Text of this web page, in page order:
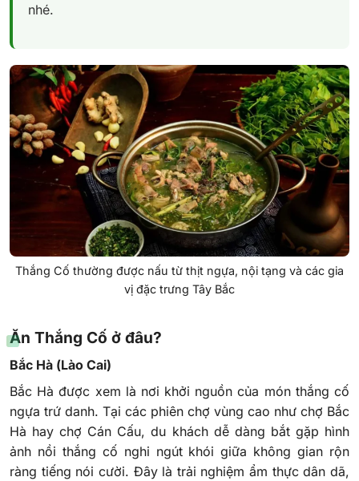
nhé.
Thắng Cố thường được nấu từ thịt ngựa, nội tạng và các gia
vị đặc trưng Tây Bắc
Ăn Thắng Cố ở đâu?
Bắc Hà (Lào Cai)
Bắc Hà được xem là nơi khởi nguồn của món thắng cố
ngựa trứ danh. Tại các phiên chợ vùng cao như chợ Bắc
Hà hay chợ Cán Cấu, du khách dễ dàng bắt gặp hình
ảnh nồi thắng cố nghi ngút khói giữa không gian rộn
ràng tiếng nói cười. Đây là trải nghiệm ẩm thực dân dã,